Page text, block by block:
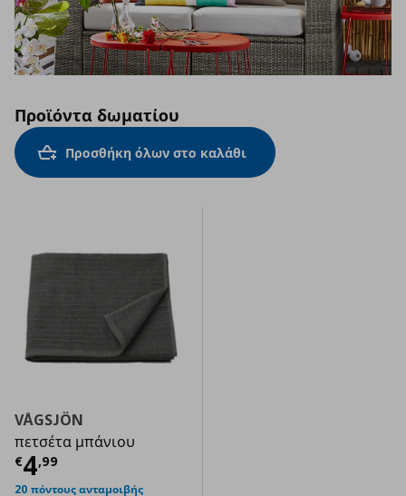
Προϊόντα δωματίου
Προσθήκη όλων στο καλάθι
VÅGSJÖN
πετσέτα μπάνιου
€4,99
Τρέχουσα τιμή
20 πόντους ανταμοιβής